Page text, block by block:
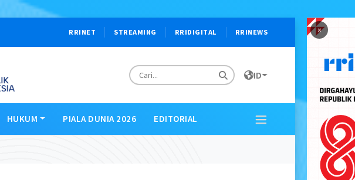
×
RRINET STREAMING RRIDIGITAL RRINEWS
ID
HUKUM PIALA DUNIA 2026 EDITORIAL